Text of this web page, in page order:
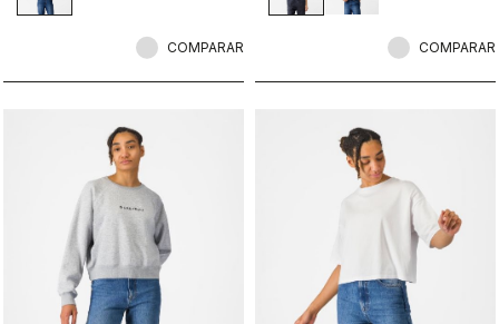
COMPARAR COMPARAR